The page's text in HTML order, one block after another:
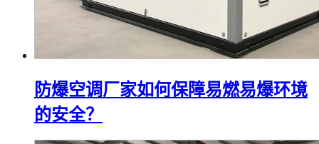
防爆空调厂家如何保障易燃易爆环境
的安全？